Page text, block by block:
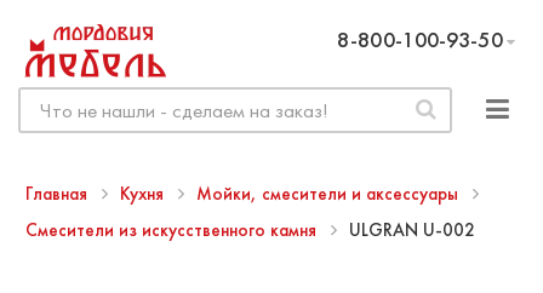
8-800-100-93-50
Главная Кухня
Мойки, смесители и аксессуары
Смесители из искусственного камня
ULGRAN U-002